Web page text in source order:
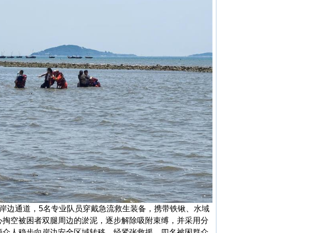
边通道，5名专业队员穿戴急流救生装备，携带铁锹、水域
空被困者双腿周边的淤泥，逐步解除吸附束缚，并采用分